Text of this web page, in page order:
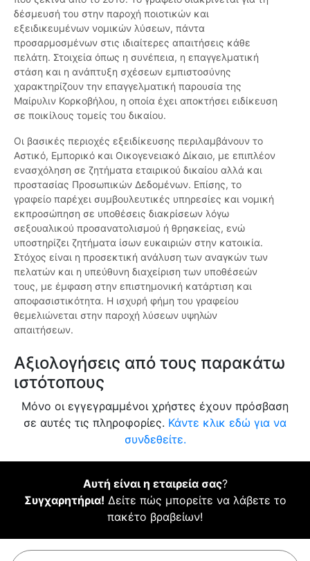
δέσμευσή του στην παροχή ποιοτικών και
εξειδικευμένων νομικών λύσεων, πάντα
προσαρμοσμένων στις ιδιαίτερες απαιτήσεις κάθε
πελάτη. Στοιχεία όπως η συνέπεια, η επαγγελματική
στάση και η ανάπτυξη σχέσεων εμπιστοσύνης
χαρακτηρίζουν την επαγγελματική παρουσία της
Μαίρυλιν Κορκοβήλου, η οποία έχει αποκτήσει ειδίκευση
σε ποικίλους τομείς του δικαίου.
Οι βασικές περιοχές εξειδίκευσης περιλαμβάνουν το
Αστικό, Εμπορικό και Οικογενειακό Δίκαιο, με επιπλέον
ενασχόληση σε ζητήματα εταιρικού δικαίου αλλά και
προστασίας Προσωπικών Δεδομένων. Επίσης, το
γραφείο παρέχει συμβουλευτικές υπηρεσίες και νομική
εκπροσώπηση σε υποθέσεις διακρίσεων λόγω
σεξουαλικού προσανατολισμού ή θρησκείας, ενώ
υποστηρίζει ζητήματα ίσων ευκαιριών στην κατοικία.
Στόχος είναι η προσεκτική ανάλυση των αναγκών των
πελατών και η υπεύθυνη διαχείριση των υποθέσεών
τους, με έμφαση στην επιστημονική κατάρτιση και
αποφασιστικότητα. Η ισχυρή φήμη του γραφείου
θεμελιώνεται στην παροχή λύσεων υψηλών
απαιτήσεων.
Αξιολογήσεις από τους παρακάτω
ιστότοπους
Μόνο οι εγγεγραμμένοι χρήστες έχουν πρόσβαση
σε αυτές τις πληροφορίες. Κάντε κλικ εδώ για να
συνδεθείτε.
Αυτή είναι η εταιρεία σας?
Συγχαρητήρια! Δείτε πώς μπορείτε να λάβετε το
πακέτο βραβείων!